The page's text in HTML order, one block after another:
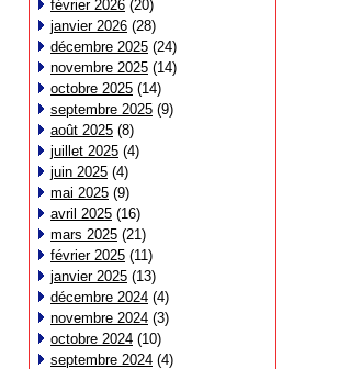
février 2026 (20)
janvier 2026 (28)
décembre 2025 (24)
novembre 2025 (14)
octobre 2025 (14)
septembre 2025 (9)
août 2025 (8)
juillet 2025 (4)
juin 2025 (4)
mai 2025 (9)
avril 2025 (16)
mars 2025 (21)
février 2025 (11)
janvier 2025 (13)
décembre 2024 (4)
novembre 2024 (3)
octobre 2024 (10)
septembre 2024 (4)